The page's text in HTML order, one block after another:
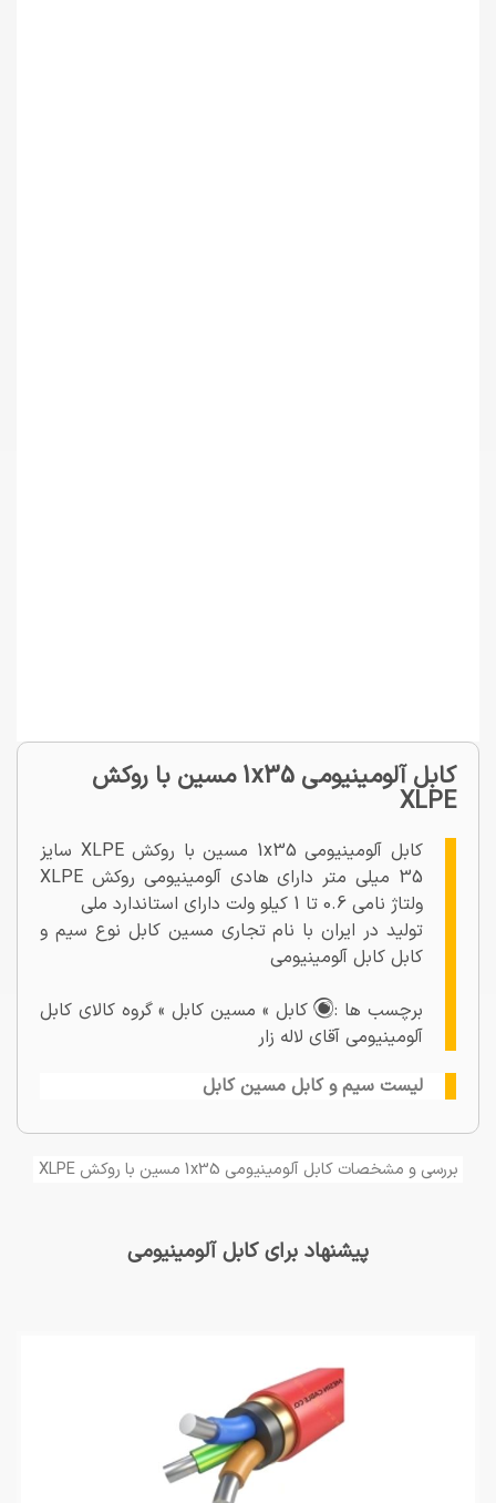
کابل آلومینیومی 1x35 مسین با روکش
XLPE
کابل آلومینیومی 1x35 مسین با روکش XLPE سایز
35 میلی متر دارای هادی آلومینیومی روکش XLPE
ولتاژ نامی 0.6 تا 1 کیلو ولت دارای استاندارد ملی
تولید در ایران با نام تجاری مسین کابل نوع سیم و
کابل کابل آلومینیومی
برچسب ها :
کابل » مسین کابل » گروه کالای کابل
آلومینیومی آقای لاله زار
لیست سیم و کابل مسین کابل
بررسی و مشخصات کابل آلومینیومی 1x35 مسین با روکش XLPE
پیشنهاد برای کابل آلومینیومی